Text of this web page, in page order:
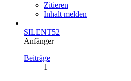
Zitieren
Inhalt melden
SILENT52
Anfänger
Beiträge
1